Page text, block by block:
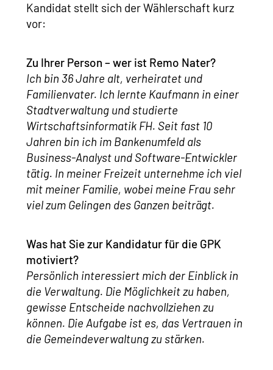
Kandidat stellt sich der Wählerschaft kurz
vor:
Zu Ihrer Person – wer ist Remo Nater?
Ich bin 36 Jahre alt, verheiratet und
Familienvater. Ich lernte Kaufmann in einer
Stadtverwaltung und studierte
Wirtschaftsinformatik FH. Seit fast 10
Jahren bin ich im Bankenumfeld als
Business-Analyst und Software-Entwickler
tätig. In meiner Freizeit unternehme ich viel
mit meiner Familie, wobei meine Frau sehr
viel zum Gelingen des Ganzen beiträgt.
Was hat Sie zur Kandidatur für die GPK
motiviert?
Persönlich interessiert mich der Einblick in
die Verwaltung. Die Möglichkeit zu haben,
gewisse Entscheide nachvollziehen zu
können. Die Aufgabe ist es, das Vertrauen in
die Gemeindeverwaltung zu stärken.